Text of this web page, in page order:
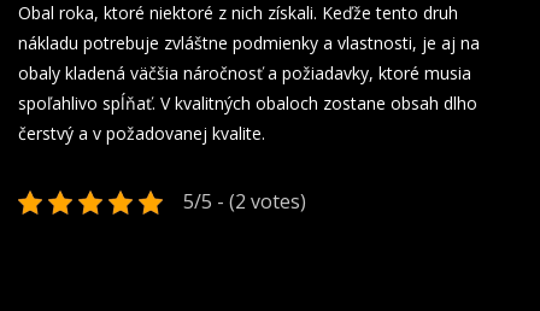
Obal roka, ktoré niektoré z nich získali. Keďže tento druh
nákladu potrebuje zvláštne podmienky a vlastnosti, je aj na
obaly kladená väčšia náročnosť a požiadavky, ktoré musia
spoľahlivo spĺňať. V kvalitných obaloch zostane obsah dlho
čerstvý a v požadovanej kvalite.
5/5 - (2 votes)